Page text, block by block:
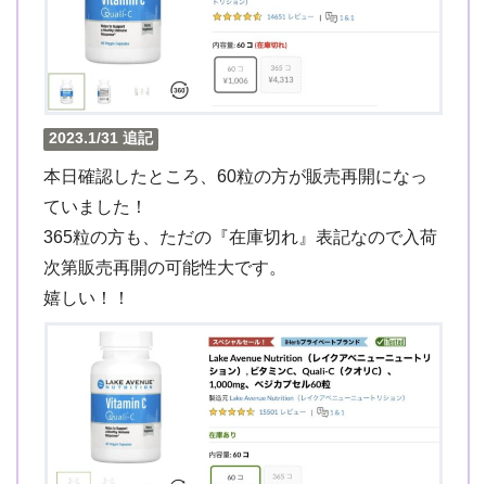
2023.1/31 追記
本日確認したところ、60粒の方が販売再開になっ
ていました！
365粒の方も、ただの『在庫切れ』表記なので入荷
次第販売再開の可能性大です。
嬉しい！！